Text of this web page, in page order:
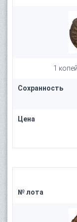
1
Сохранность
Цена
№ лота